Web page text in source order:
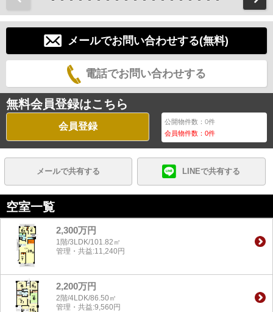
メールでお問い合わせする(無料)
電話でお問い合わせする
無料会員登録はこちら
会員登録 公開物件数：0件
会員物件数：0件
メールで共有する LINEで共有する
空室一覧
2,300万円
1階/3LDK/101.82㎡
管理・共益:11,240円
2,200万円
2階/4LDK/86.50㎡
管理・共益:9,560円